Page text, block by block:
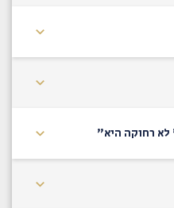
לא רחוקה היא"